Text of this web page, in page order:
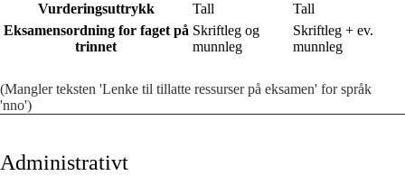
Vurderingsuttrykk
Tall
Tall
Eksamensordning for faget på
trinnet
Skriftleg og
munnleg
Skriftleg + ev.
munnleg
(Mangler teksten 'Lenke til tillatte ressurser på eksamen' for språk
'nno')
Administrativt